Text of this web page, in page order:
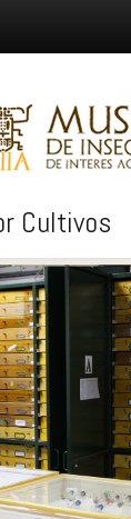
Cultivos